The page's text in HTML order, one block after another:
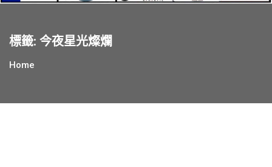
標籤: 今夜星光燦爛
Home